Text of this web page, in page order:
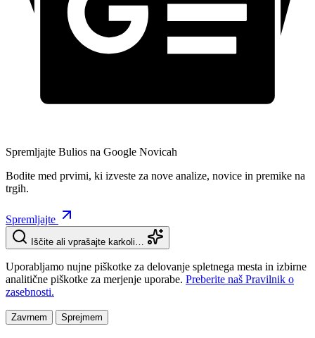
Spremljajte Bulios na Google Novicah
Bodite med prvimi, ki izveste za nove analize, novice in premike na
trgih.
Spremljajte
Iščite ali vprašajte karkoli…
Uporabljamo nujne piškotke za delovanje spletnega mesta in izbirne
analitične piškotke za merjenje uporabe. Preberite naš Pravilnik o
zasebnosti.
Zavrnem Sprejmem